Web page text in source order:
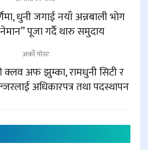
धुनी जगाई नयाँ अन्नबाली भोग
पूजा गर्दै थारु समुदाय
अर्काे पाेस्ट
क्लव अफ झुम्का, रामधुनी सिटी र
अधिकारपत्र तथा पदस्थापन